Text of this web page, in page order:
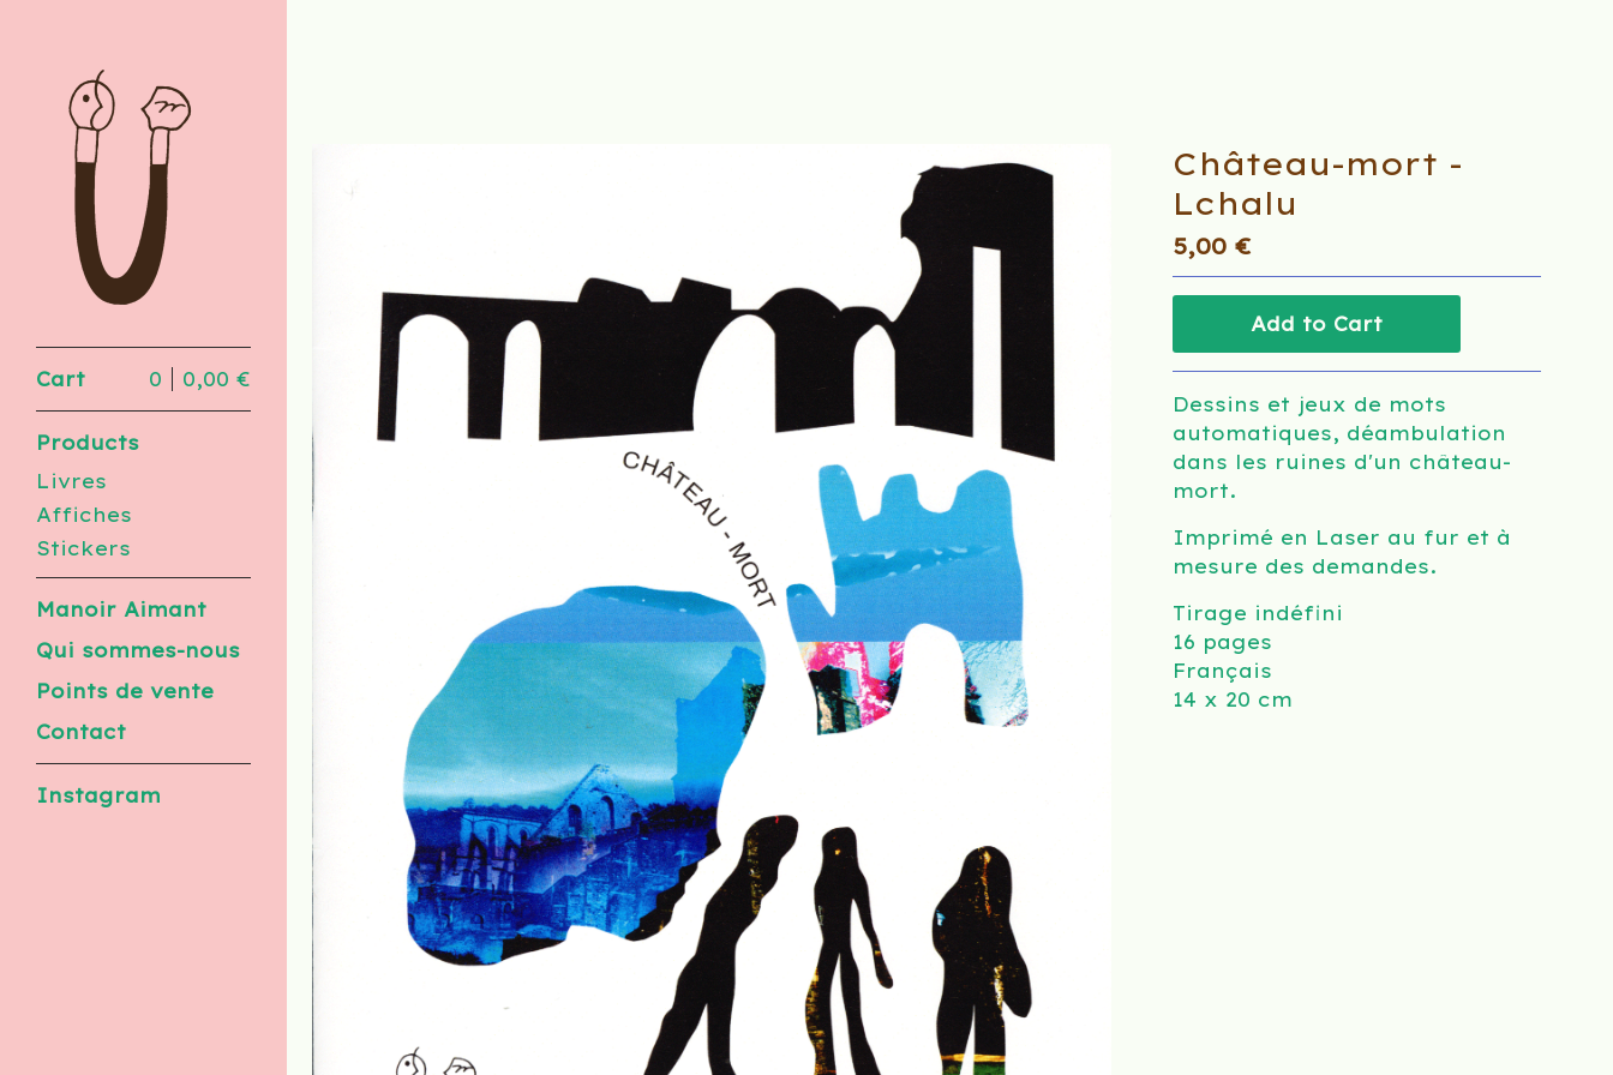
Cart 0,00 €
0
Products
Livres
Affiches
Stickers
Manoir Aimant
Qui sommes-nous
Points de vente
Contact
Instagram
Château-mort -
Lchalu
5,00 €
Add to Cart
Dessins et jeux de mots
automatiques, déambulation
dans les ruines d'un château-
mort.
Imprimé en Laser au fur et à
mesure des demandes.
Tirage indéfini
16 pages
Français
14 x 20 cm